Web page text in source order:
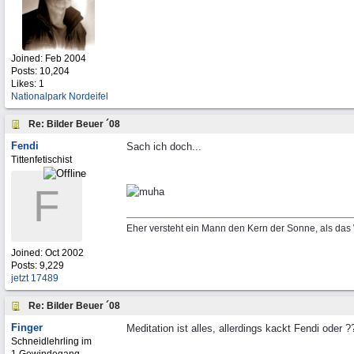
Joined: Feb 2004
Posts: 10,204
Likes: 1
Nationalpark Nordeifel
Re: Bilder Beuer ´08
Fendi
Tittenfetischist
F
Joined: Oct 2002
Posts: 9,229
jetzt 17489
Sach ich doch...
Eher versteht ein Mann den Kern der Sonne, als
Re: Bilder Beuer ´08
Finger
Schneidlehrling im
Meditation ist alles, allerdings kackt Fendi oder